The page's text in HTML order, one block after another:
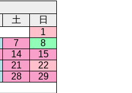
土
日
1
7
8
14
15
21
22
28
29